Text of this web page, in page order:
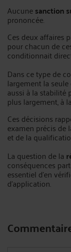
Aucunesanction
prononcée.
Ces deux affaires
pour chacun de
conditionnait
Dans ce type de
largement la
aussi à la stabilité
plus largement, à
Ces décisions
examen précis de
et de la
La question de la
conséquences
essentiel d’en
d’application.